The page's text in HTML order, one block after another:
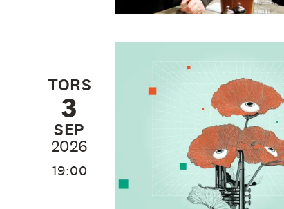
TORS
3
SEP
2026
19:00